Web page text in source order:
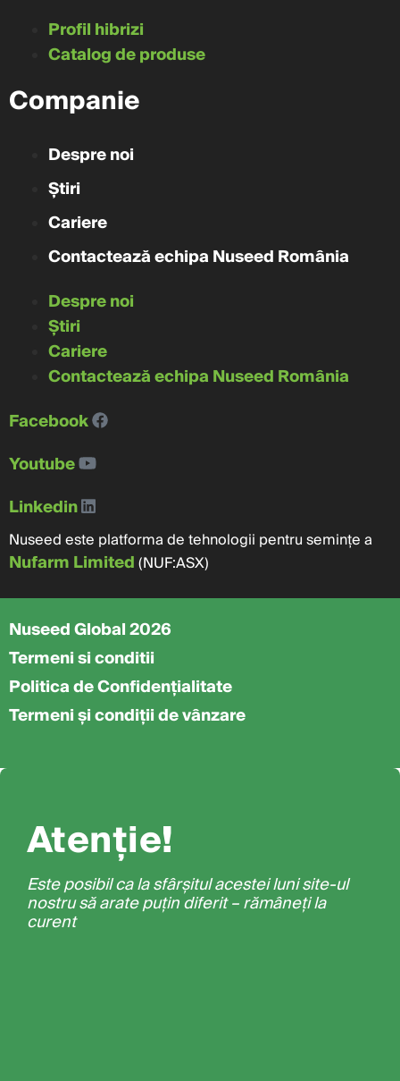
Profil hibrizi
Catalog de produse
Companie
Despre noi
Știri
Cariere
Contactează echipa Nuseed România
Despre noi
Știri
Cariere
Contactează echipa Nuseed România
Facebook
Youtube
Linkedin
Nuseed este platforma de tehnologii pentru semințe a
Nufarm Limited(NUF:ASX)
Nuseed Global 2026
Termeni si conditii
Politica de Confidențialitate
Termeni și condiții de vânzare
Atenție!
Este posibil ca la sfârșitul acestei luni site-ul
nostru să arate puțin diferit – rămâneți la
curent